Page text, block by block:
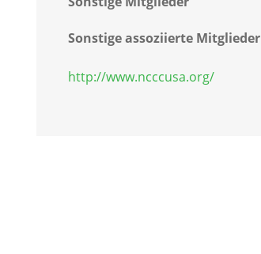
Sonstige assoziierte Mitglieder
http://www.ncccusa.org/